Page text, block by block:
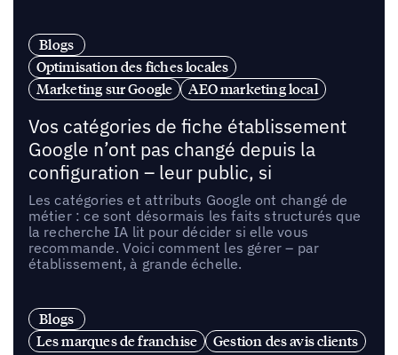
Blogs
Optimisation des fiches locales
Marketing sur Google
AEO marketing local
Vos catégories de fiche établissement
Google n’ont pas changé depuis la
configuration – leur public, si
Les catégories et attributs Google ont changé de
métier : ce sont désormais les faits structurés que
la recherche IA lit pour décider si elle vous
recommande. Voici comment les gérer – par
établissement, à grande échelle.
Blogs
Les marques de franchise
Gestion des avis clients